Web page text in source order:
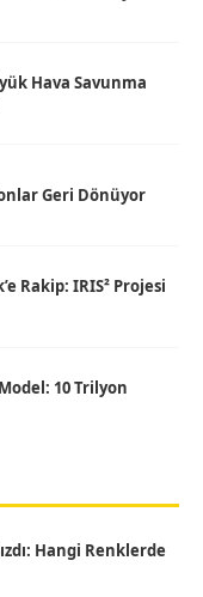
Hava Savunma
Geri Dönüyor
Rakip: IRIS² Projesi
10 Trilyon
Hangi Renklerde